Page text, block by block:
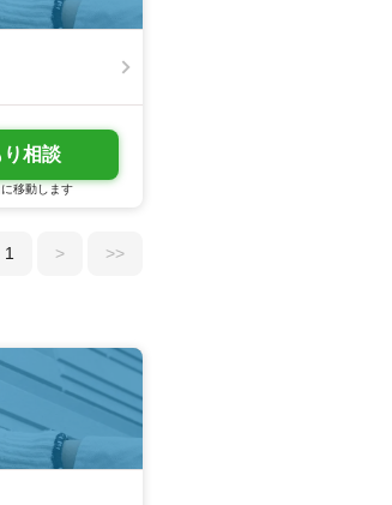
相談
移動します
1 > >>